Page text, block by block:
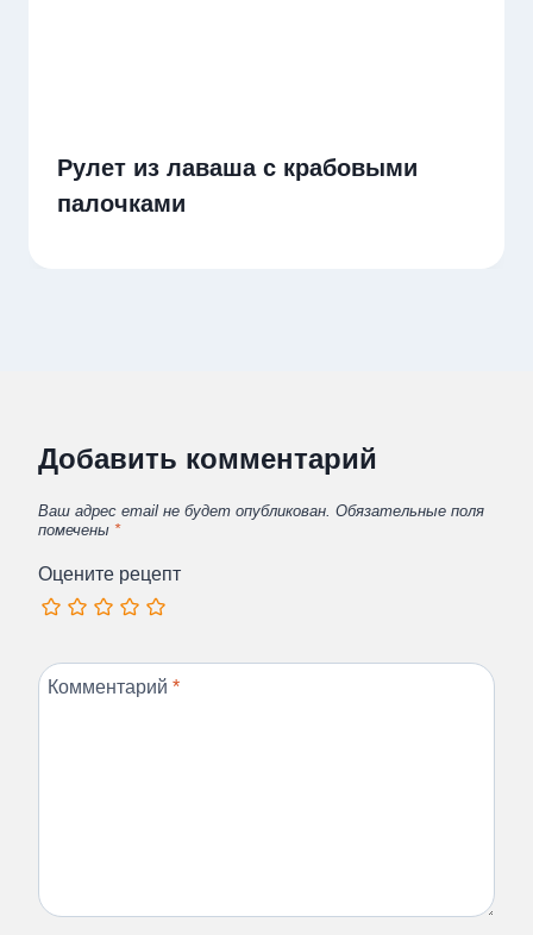
Рулет из лаваша с крабовыми
палочками
Добавить комментарий
Ваш адрес email не будет опубликован. Обязательные поля
помечены *
Оцените рецепт
Комментарий *